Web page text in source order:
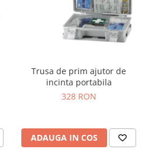
Trusa de prim ajutor de
incinta portabila
328 RON
ADAUGA IN COS